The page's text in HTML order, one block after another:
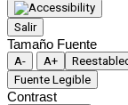
Salir
Tamaño Fuente
A- A+
Fuente Legible
Contrast